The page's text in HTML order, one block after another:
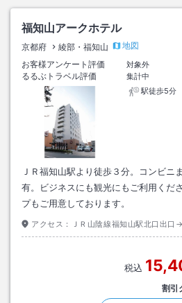
福知山アークホテル
京都府 綾部・福知山
地図
お客様アンケート評価
対象外
るるぶトラベル評価
集計中
駅徒歩5分
ＪＲ福知山駅より徒歩３分。コンビニ
有。ビジネスにも観光にもご利用くだ
プもご用意しております。
アクセス： ＪＲ山陰線福知山駅北口出口
税込
割引